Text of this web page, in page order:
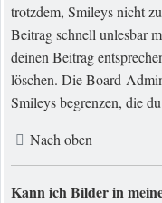
trotzdem, Smileys nicht
Beitrag schnell unlesbar
deinen Beitrag
löschen. Die Board-
Smileys begrenzen, die
Nach oben
Kann ich Bilder in